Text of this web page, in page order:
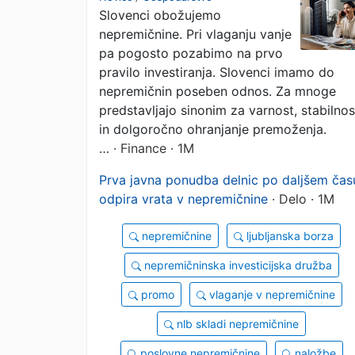
dostopa do njih
Slovenci obožujemo
nepremičnine. Pri vlaganju vanje
pa pogosto pozabimo na prvo
pravilo investiranja. Slovenci imamo do
nepremičnin poseben odnos. Za mnoge
predstavljajo sinonim za varnost,
in dolgoročno ohranjanje premoženja.
… · Finance · 1M
Prva javna ponudba delnic po daljšem
odpira vrata v nepremičnine · Delo · 1M
nepremičnine ljubljanska borza
nepremičninska investicijska družba
promo vlaganje v nepremičnine
nlb skladi nepremičnine